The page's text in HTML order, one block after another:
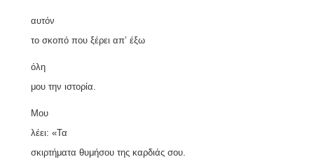
αυτόν
το σκοπό που ξέρει απ’ έξω
όλη
μου την ιστορία.
Μου
λέει: «Τα
σκιρτήματα θυμήσου της καρδιάς σου.